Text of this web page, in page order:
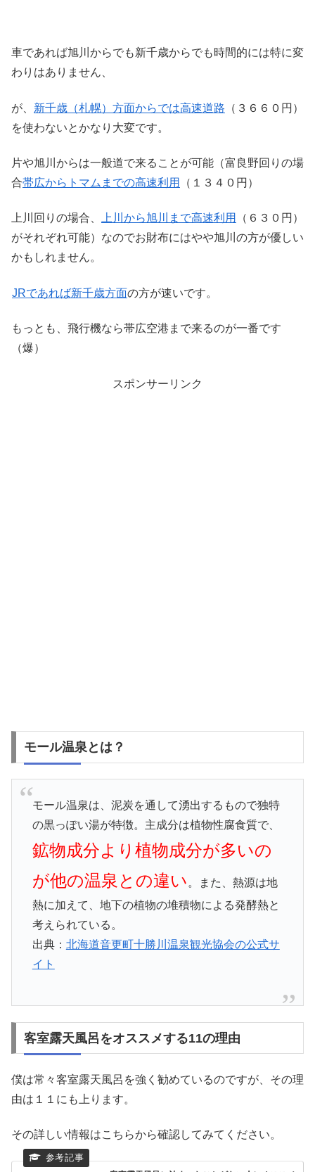
車であれば旭川からでも新千歳からでも時間的には特に変
わりはありません、
が、 新千歳（札幌）方面からでは高速道路 （３６６０円）
を使わないとかなり大変です。
片や旭川からは一般道で来ることが可能（富良野回りの場
合帯広からトマムまでの高速利用 （１３４０円）
上川回りの場合、 上川から旭川まで高速利用
（６３０円）
がそれぞれ可能）なのでお財布にはやや旭川の方が優しい
かもしれません。
JRであれば新千歳方面の方が速いです。
もっとも、飛行機なら帯広空港まで来るのが一番です
（爆）
スポンサーリンク
モール温泉とは？
モール温泉は、泥炭を通して湧出するもので独特
の黒っぽい湯が特徴。主成分は植物性腐食質で、
鉱物成分より植物成分が多いの
が他の温泉との違い 。また、熱源は地
熱に加えて、地下の植物の堆積物による発酵熱と
考えられている。
出典： 北海道音更町十勝川温泉観光協会の公式サ
イト
客室露天風呂をオススメする11の理由
僕は常々客室露天風呂を強く勧めているのですが、その理
由は１１にも上ります。
その詳しい情報はこちらから確認してみてください。